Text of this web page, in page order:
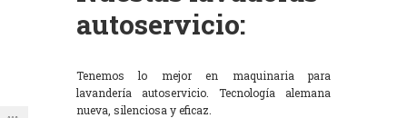
autoservicio:
Tenemos lo mejor en maquinaria para
lavandería autoservicio. Tecnología alemana
nueva, silenciosa y eficaz.